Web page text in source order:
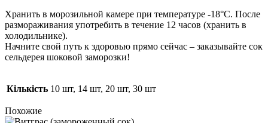
Хранить в морозильной камере при температуре -18°С. После
размораживания употребить в течение 12 часов (хранить в
холодильнике).
Начните свой путь к здоровью прямо сейчас – заказывайте сок
сельдерея шоковой заморозки!
Кількість 10 шт, 14 шт, 20 шт, 30 шт
Похожие